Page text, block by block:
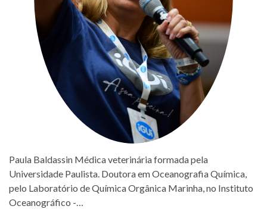
Paula Baldassin Médica veterinária formada pela
Universidade Paulista. Doutora em Oceanografia Química,
pelo Laboratório de Química Orgânica Marinha, no Instituto
Oceanográfico -…